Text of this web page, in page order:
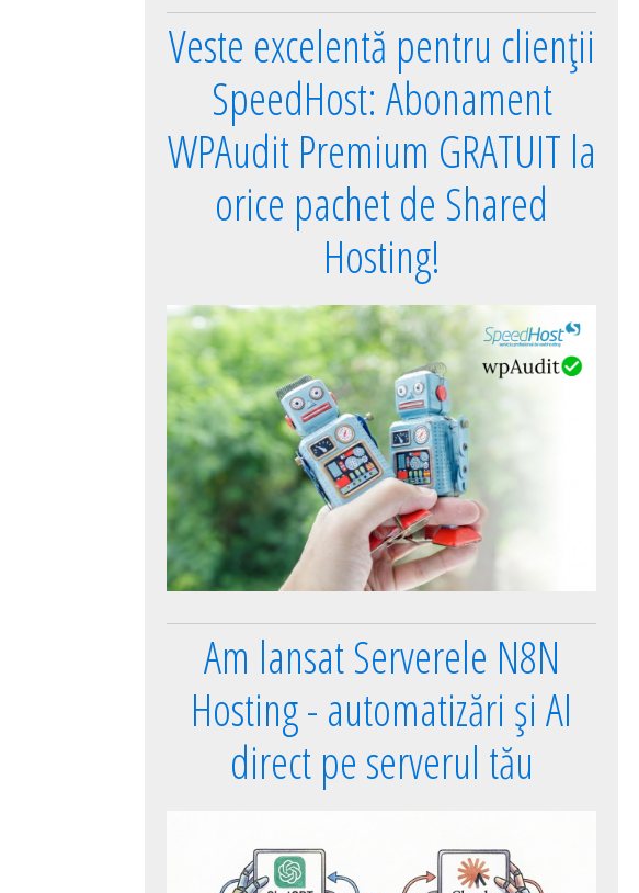
Veste excelentă pentru clienții
SpeedHost: Abonament
WPAudit Premium GRATUIT la
orice pachet de Shared
Hosting!
Am lansat Serverele N8N
Hosting - automatizări și AI
direct pe serverul tău